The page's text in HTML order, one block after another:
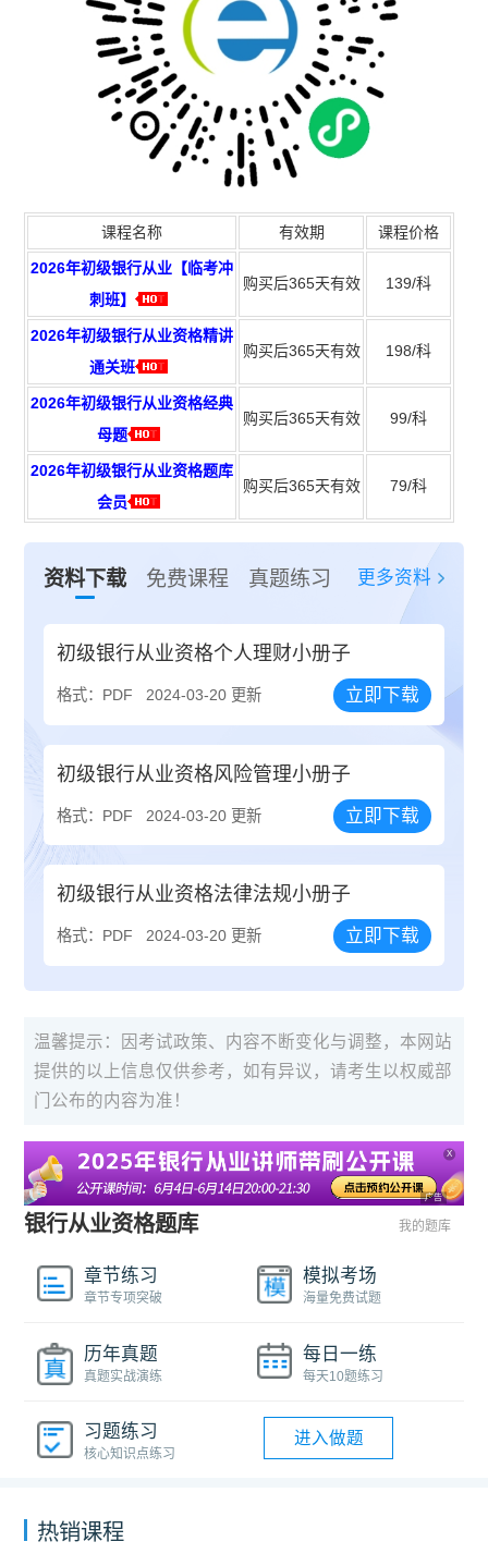
课程名称 有效期 课程价格
2026年初级银行从业【临考冲
刺班】
购买后365天有效 139/科
2026年初级银行从业资格精讲
通关班
购买后365天有效 198/科
2026年初级银行从业资格经典
母题
购买后365天有效 99/科
2026年初级银行从业资格题库
会员
购买后365天有效 79/科
资料下载 免费课程 真题练习 更多资料
初级银行从业资格个人理财小册子
格式：PDF 2024-03-20 更新 立即下载
初级银行从业资格风险管理小册子
格式：PDF 2024-03-20 更新 立即下载
初级银行从业资格法律法规小册子
格式：PDF 2024-03-20 更新 立即下载
温馨提示：因考试政策、内容不断变化与调整，本网站
提供的以上信息仅供参考，如有异议，请考生以权威部
门公布的内容为准！
X
广告
银行从业资格题库 我的题库
章节练习
章节专项突破
模拟考场
海量免费试题
历年真题
真题实战演练
每日一练
每天10题练习
习题练习
核心知识点练习
进入做题
热销课程